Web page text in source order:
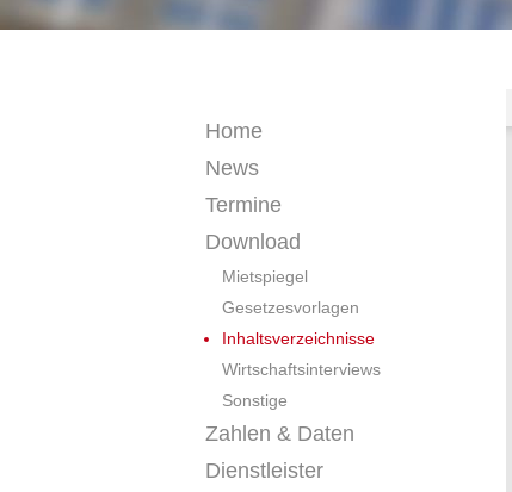
Home
News
Termine
Download
Mietspiegel
Gesetzesvorlagen
Inhaltsverzeichnisse
Wirtschaftsinterviews
Sonstige
Zahlen & Daten
Dienstleister